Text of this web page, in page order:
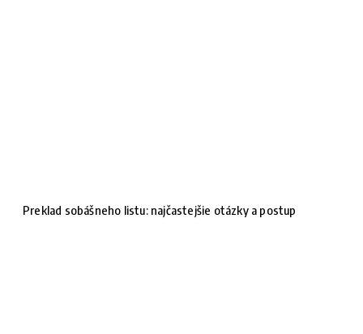
Preklad sobášneho listu: najčastejšie otázky a postup